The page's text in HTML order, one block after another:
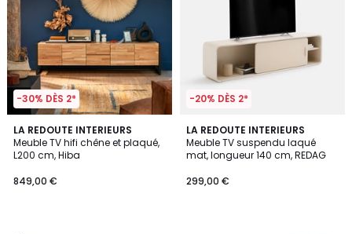
-30% DÈS 2*
LA REDOUTE INTERIEURS
Meuble TV hifi chêne et plaqué,
L200 cm, Hiba
849,00 €
4,8
/ 5
-20% DÈS 2*
LA REDOUTE INTERIEURS
Meuble TV suspendu laqué
mat, longueur 140 cm, REDAG
299,00 €
2
Couleurs